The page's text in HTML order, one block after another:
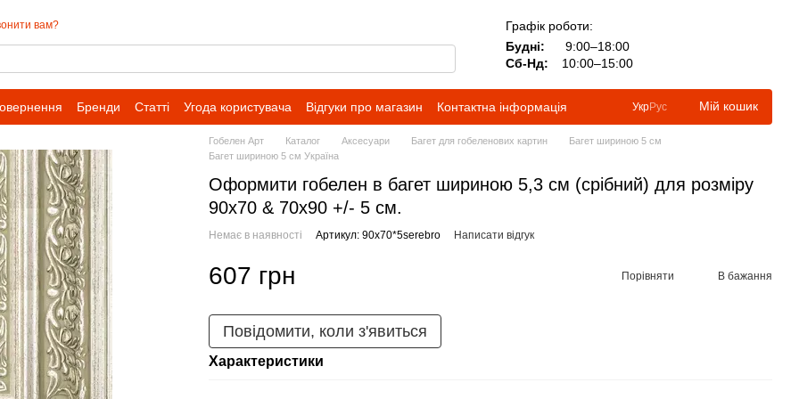
вам?
Графік роботи:
Будні:
9:00–18:00
Сб-Нд:
10:00–15:00
Бренди Статті Угода користувача Відгуки про магазин Контактна інформація УкрРус Мій кошик
Гобелен Арт Каталог Аксесуари Багет для гобеленових картин
Багет шириною 5 см
Багет шириною 5 см Україна
Оформити гобелен в багет шириною 5,3 см (срібний) для розміру
90х70 & 70х90 +/- 5 см.
Немає в наявності Артикул: 90х70*5serebro Написати відгук
607 грн Порівняти В бажання
Повідомити, коли з'явиться
Характеристики